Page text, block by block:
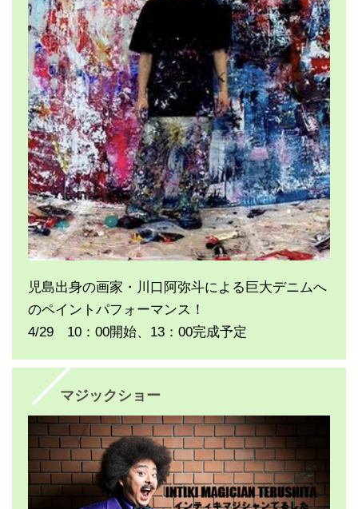
児島出身の画家・川口阿弥斗による巨大デニムへ
のペイントパフォーマンス！
4/29 10：00開始、13：00完成予定
マジックショー